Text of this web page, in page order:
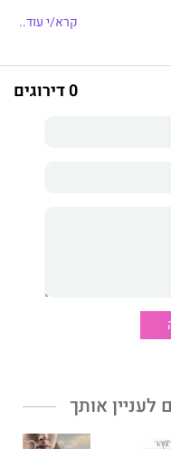
גם אם זה אומר להישאר
את אסי, הסקיפר הלוהט
ההרים האדומים
אך אסי, המבוגר יותר
שבורת הלב חוזרת
הפרידה. שירה מקווה
העולם ועל פני זמן, עד
קרא/י עוד..
0 דירוגים
לעניין אותך